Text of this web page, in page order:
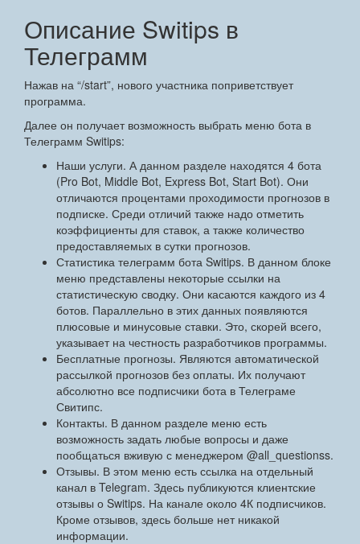
Описание Switips в
Телеграмм
Нажав на “/start”, нового участника поприветствует
программа.
Далее он получает возможность выбрать меню бота в
Телеграмм Switips:
Наши услуги. А данном разделе находятся 4 бота
(Pro Bot, Middle Bot, Express Bot, Start Bot). Они
отличаются процентами проходимости прогнозов в
подписке. Среди отличий также надо отметить
коэффициенты для ставок, а также количество
предоставляемых в сутки прогнозов.
Статистика телеграмм бота Switips. В данном блоке
меню представлены некоторые ссылки на
статистическую сводку. Они касаются каждого из 4
ботов. Параллельно в этих данных появляются
плюсовые и минусовые ставки. Это, скорей всего,
указывает на честность разработчиков программы.
Бесплатные прогнозы. Являются автоматической
рассылкой прогнозов без оплаты. Их получают
абсолютно все подписчики бота в Телеграме
Свитипс.
Контакты. В данном разделе меню есть
возможность задать любые вопросы и даже
пообщаться вживую с менеджером @all_questionss.
Отзывы. В этом меню есть ссылка на отдельный
канал в Telegram. Здесь публикуются клиентские
отзывы о Switips. На канале около 4К подписчиков.
Кроме отзывов, здесь больше нет никакой
информации.